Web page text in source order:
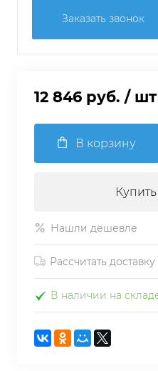
Заказать звонок
12 846 руб. / шт
В корзину
Нашли дешевле
Рассчитать доставку
В наличии на